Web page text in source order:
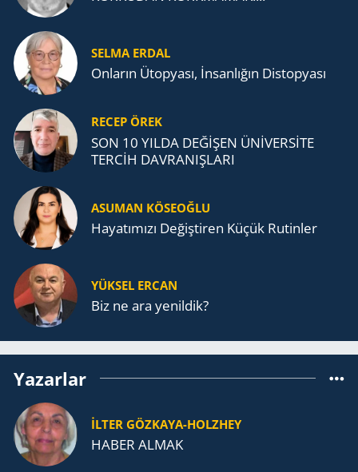
SELMA ERDAL
Onların Ütopyası, İnsanlığın Distopyası
RECEP ÖREK
SON 10 YILDA DEĞİŞEN ÜNİVERSİTE
TERCİH DAVRANIŞLARI
ASUMAN KÖSEOĞLU
Ha­ya­tı­mı­zı De­ğiş­ti­ren Küçük Ru­tin­ler
YÜKSEL ERCAN
Biz ne ara yenildik?
Yazarlar
İLTER GÖZKAYA-HOLZHEY
HABER ALMAK